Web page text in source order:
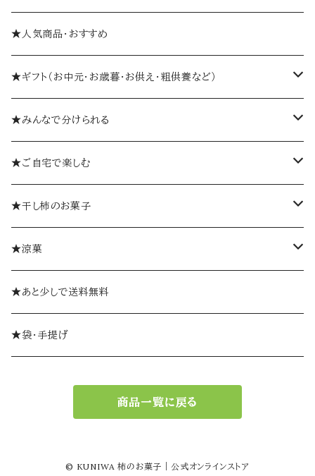
★人気商品・おすすめ
★ギフト（お中元・お歳暮・お供え・粗供養など）
箱入り
詰め合わせギフト
ゼリーギフト
ミルフィーユギフト
★みんなで分けられる
個包装
個袋
★ご自宅で楽しむ
おひとつから
袋入り
ミルフィーユ（単品）
★干し柿のお菓子
柿巻
やま柿
ミルフィーユ
★涼菓
ゼリー
おひとつから
ようかん
★あと少しで送料無料
★袋・手提げ
商品一覧に戻る
© KUNIWA 柿のお菓子｜公式オンラインストア